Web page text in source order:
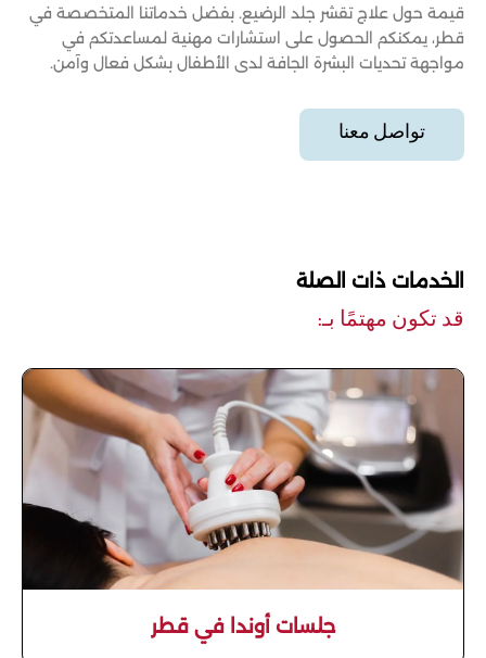
قيمة حول علاج تقشر جلد الرضيع. بفضل خدماتنا المتخصصة في
قطر، يمكنكم الحصول على استشارات مهنية لمساعدتكم في
مواجهة تحديات البشرة الجافة لدى الأطفال بشكل فعال وآمن.
تواصل معنا
الخدمات ذات الصلة
قد تكون مهتمًا بـ:
جلسات أوندا في قطر